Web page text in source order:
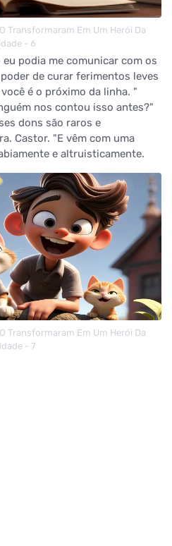
Transformaram Em Um Herói Da
- 6
podia me comunicar com os
de curar ferimentos leves
é o próximo da linha. "
nos contou isso antes?"
dons são raros e
Castor. "E vêm com uma
e altruisticamente.
Transformaram Em Um Herói Da
- 7